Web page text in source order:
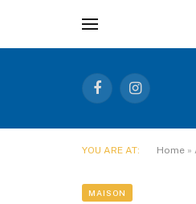
FacebookInstagram
YOU ARE AT: Home »
MAISON